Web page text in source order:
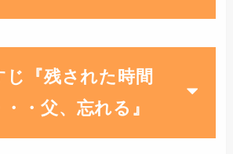
じ『残された時間
・父、忘れる』